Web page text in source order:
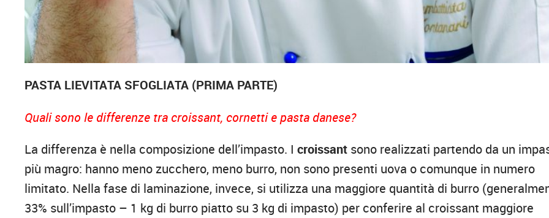
PASTA LIEVITATA SFOGLIATA (PRIMA PARTE)
Quali sono le differenze tra croissant, cornetti e pasta danese?
La differenza è nella composizione dell’impasto. Icroissant sono realizzati partendo da un
più magro: hanno meno zucchero, meno burro, non sono presenti uova o comunque in numero
limitato. Nella fase di laminazione, invece, si utilizza una maggiore quantità di burro
33% sull’impasto – 1 kg di burro piatto su 3 kg di impasto) per conferire al croissant maggiore